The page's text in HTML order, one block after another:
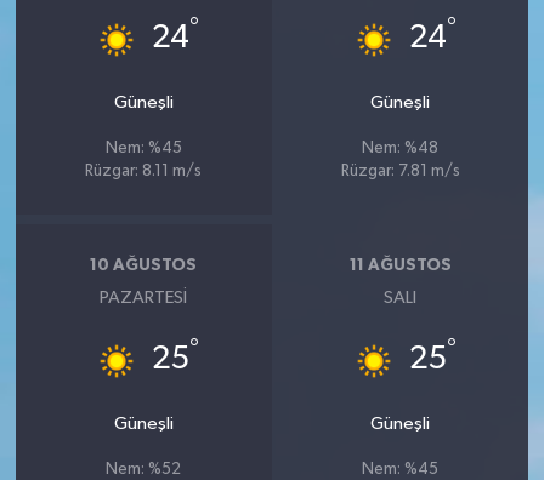
24°
Güneşli
Nem: %45
Rüzgar: 8.11 m/s
24°
Güneşli
Nem: %48
Rüzgar: 7.81 m/s
10 AĞUSTOS
PAZARTESI
25°
Güneşli
Nem: %52
11 AĞUSTOS
SALI
25°
Güneşli
Nem: %45